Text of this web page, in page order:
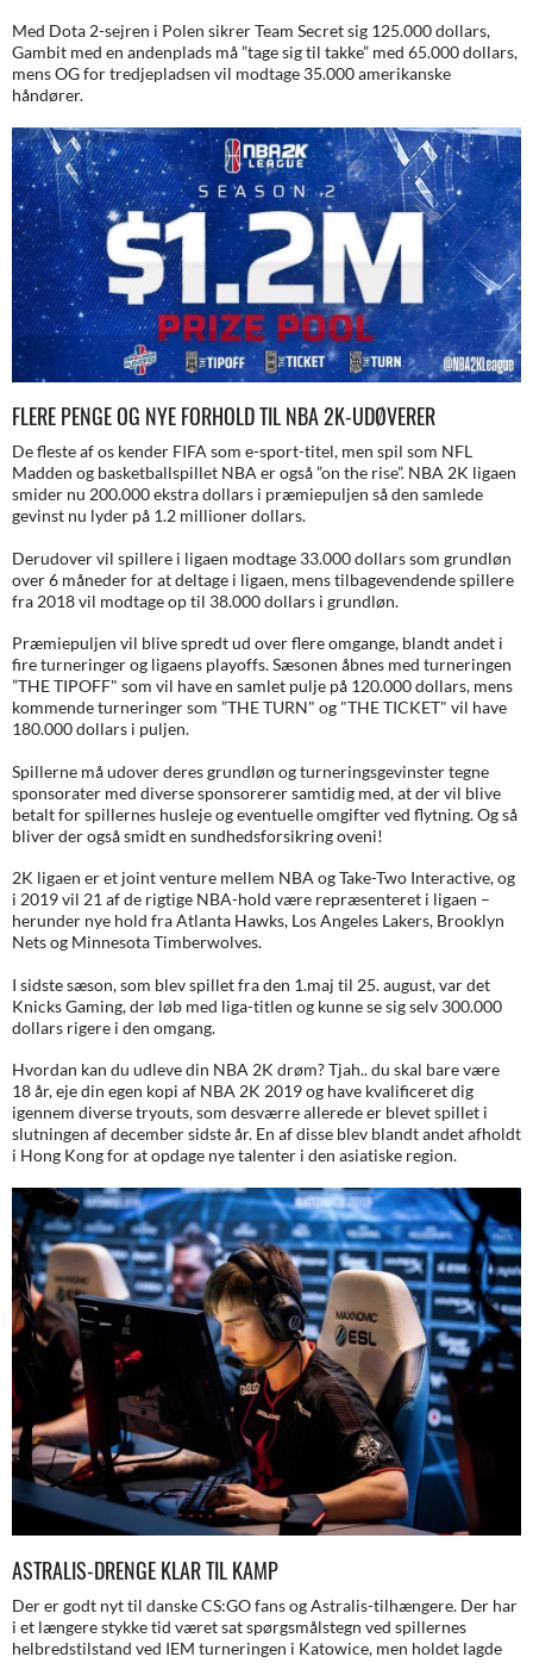
Med Dota 2-sejren i Polen sikrer Team Secret sig 125.000 dollars,
Gambit med en andenplads må ”tage sig til takke” med 65.000 dollars,
mens OG for tredjepladsen vil modtage 35.000 amerikanske
håndører.
FLERE PENGE OG NYE FORHOLD TIL NBA 2K-UDØVERER
De fleste af os kender FIFA som e-sport-titel, men spil som NFL
Madden og basketballspillet NBA er også ”on the rise”. NBA 2K ligaen
smider nu 200.000 ekstra dollars i præmiepuljen så den samlede
gevinst nu lyder på 1.2 millioner dollars.
Derudover vil spillere i ligaen modtage 33.000 dollars som grundløn
over 6 måneder for at deltage i ligaen, mens tilbagevendende spillere
fra 2018 vil modtage op til 38.000 dollars i grundløn.
Præmiepuljen vil blive spredt ud over flere omgange, blandt andet i
fire turneringer og ligaens playoffs. Sæsonen åbnes med turneringen
”THE TIPOFF" som vil have en samlet pulje på 120.000 dollars, mens
kommende turneringer som ”THE TURN" og "THE TICKET" vil have
180.000 dollars i puljen.
Spillerne må udover deres grundløn og turneringsgevinster tegne
sponsorater med diverse sponsorerer samtidig med, at der vil blive
betalt for spillernes husleje og eventuelle omgifter ved flytning. Og så
bliver der også smidt en sundhedsforsikring oveni!
2K ligaen er et joint venture mellem NBA og Take-Two Interactive, og
i 2019 vil 21 af de rigtige NBA-hold være repræsenteret i ligaen –
herunder nye hold fra Atlanta Hawks, Los Angeles Lakers, Brooklyn
Nets og Minnesota Timberwolves.
I sidste sæson, som blev spillet fra den 1.maj til 25. august, var det
Knicks Gaming, der løb med liga-titlen og kunne se sig selv 300.000
dollars rigere i den omgang.
Hvordan kan du udleve din NBA 2K drøm? Tjah.. du skal bare være
18 år, eje din egen kopi af NBA 2K 2019 og have kvalificeret dig
igennem diverse tryouts, som desværre allerede er blevet spillet i
slutningen af december sidste år. En af disse blev blandt andet afholdt
i Hong Kong for at opdage nye talenter i den asiatiske region.
ASTRALIS-DRENGE KLAR TIL KAMP
Der er godt nyt til danske CS:GO fans og Astralis-tilhængere. Der har
i et længere stykke tid været sat spørgsmålstegn ved spillernes
helbredstilstand ved IEM turneringen i Katowice, men holdet lagde